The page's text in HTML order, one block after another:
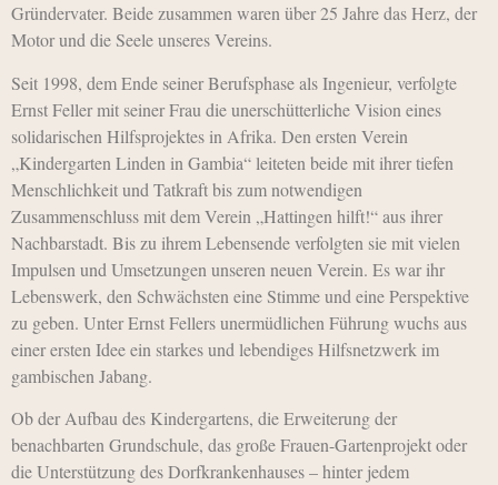
Gründervater. Beide zusammen waren über 25 Jahre das Herz, der
Motor und die Seele unseres Vereins.
Seit 1998, dem Ende seiner Berufsphase als Ingenieur, verfolgte
Ernst Feller mit seiner Frau die unerschütterliche Vision eines
solidarischen Hilfsprojektes in Afrika. Den ersten Verein
„Kindergarten Linden in Gambia“ leiteten beide mit ihrer tiefen
Menschlichkeit und Tatkraft bis zum notwendigen
Zusammenschluss mit dem Verein „Hattingen hilft!“ aus ihrer
Nachbarstadt. Bis zu ihrem Lebensende verfolgten sie mit vielen
Impulsen und Umsetzungen unseren neuen Verein. Es war ihr
Lebenswerk, den Schwächsten eine Stimme und eine Perspektive
zu geben. Unter Ernst Fellers unermüdlichen Führung wuchs aus
einer ersten Idee ein starkes und lebendiges Hilfsnetzwerk im
gambischen Jabang.
Ob der Aufbau des Kindergartens, die Erweiterung der
benachbarten Grundschule, das große Frauen-Gartenprojekt oder
die Unterstützung des Dorfkrankenhauses – hinter jedem